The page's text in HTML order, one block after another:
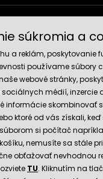
súkromia a
a reklám, poskytovanie
používame súbory
webové stránky,
médií, inzercie
informácie skombinovať
ktoré od vás získali,
si počítač
nemusíte sa stále
obťažovať nevhodnou
TU. Kliknutím na